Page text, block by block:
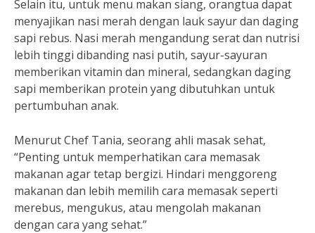
Selain itu, untuk menu makan siang, orangtua dapat
menyajikan nasi merah dengan lauk sayur dan daging
sapi rebus. Nasi merah mengandung serat dan nutrisi
lebih tinggi dibanding nasi putih, sayur-sayuran
memberikan vitamin dan mineral, sedangkan daging
sapi memberikan protein yang dibutuhkan untuk
pertumbuhan anak.
Menurut Chef Tania, seorang ahli masak sehat,
“Penting untuk memperhatikan cara memasak
makanan agar tetap bergizi. Hindari menggoreng
makanan dan lebih memilih cara memasak seperti
merebus, mengukus, atau mengolah makanan
dengan cara yang sehat.”